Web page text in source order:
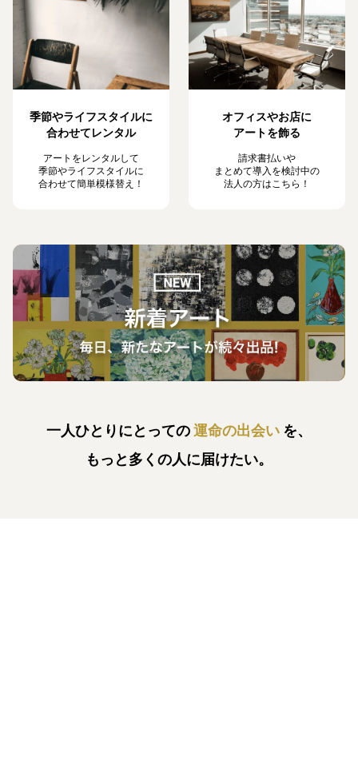
季節やライフスタイルに
合わせてレンタル
アートをレンタルして
季節やライフスタイルに
合わせて簡単模様替え！
オフィスやお店に
アートを飾る
請求書払いや
まとめて導入を検討中の
法人の方はこちら！
一人ひとりにとっての運命の出会い を、
もっと多くの人に届けたい。